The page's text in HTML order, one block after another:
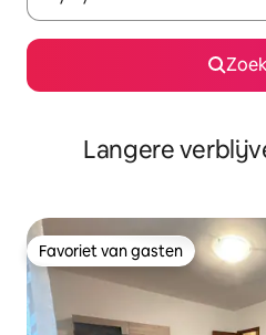
Langere
Favoriet van gasten
Favoriet van gasten